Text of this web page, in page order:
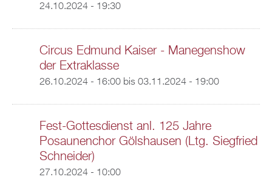
24.10.2024 - 19:30
Circus Edmund Kaiser - Manegenshow
der Extraklasse
26.10.2024 - 16:00bis 03.11.2024 - 19:00
Fest-Gottesdienst anl. 125 Jahre
Posaunenchor Gölshausen (Ltg. Siegfried
Schneider)
27.10.2024 - 10:00